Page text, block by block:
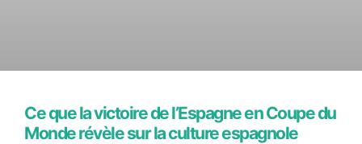
Ce que la victoire de l’Espagne en Coupe du
Monde révèle sur la culture espagnole